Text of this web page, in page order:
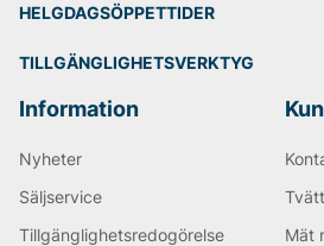
HELGDAGSÖPPETTIDER
TILLGÄNGLIGHETSVERKTYG
Information
Nyheter
Säljservice
Tillgänglighetsredogörelse
Mät